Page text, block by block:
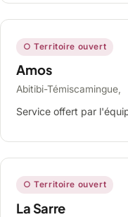
○ Territoire ouvert
Amos
Abitibi-Témiscamingue,
Service offert par
○ Territoire ouvert
La Sarre